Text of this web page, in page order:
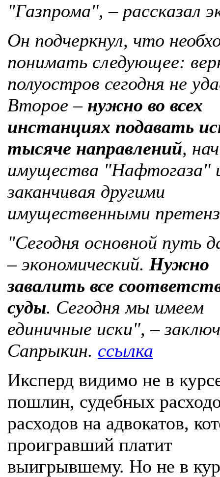
"Газпрома", – рассказал
Он подчеркнул, что
понимать следующее:
полуостров сегодня не
Второе – нужно во всех
инстанциях подавать
тысяче направлений,
имущества "Нафтогаза"
заканчивая другими
имущественными
"Сегодня основной путь
– экономический. Нужно
завалить все
суды. Сегодня мы имеем
единичные иски", –
Сапрыкин. ссылка
Иксперд видимо не в
пошлин, судебных
расходов на адвокатов,
проигравший платит
выигрывшему. Но не в